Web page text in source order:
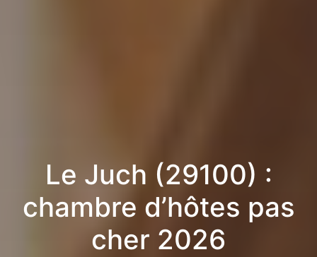
Le Juch (29100) :
chambre d’hôtes pas
cher 2026